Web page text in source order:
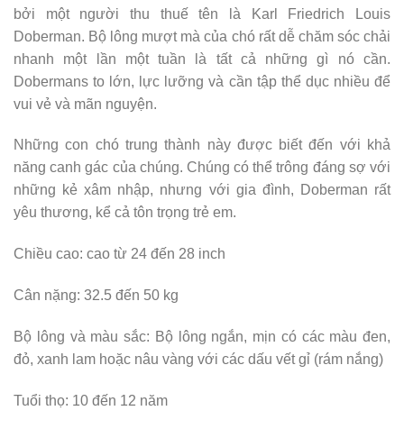
bởi một người thu thuế tên là Karl Friedrich Louis
Doberman. Bộ lông mượt mà của chó rất dễ chăm sóc chải
nhanh một lần một tuần là tất cả những gì nó cần.
Dobermans to lớn, lực lưỡng và cần tập thể dục nhiều để
vui vẻ và mãn nguyện.
Những con chó trung thành này được biết đến với khả
năng canh gác của chúng. Chúng có thể trông đáng sợ với
những kẻ xâm nhập, nhưng với gia đình, Doberman rất
yêu thương, kể cả tôn trọng trẻ em.
Chiều cao: cao từ 24 đến 28 inch
Cân nặng: 32.5 đến 50 kg
Bộ lông và màu sắc: Bộ lông ngắn, mịn có các màu đen,
đỏ, xanh lam hoặc nâu vàng với các dấu vết gỉ (rám nắng)
Tuổi thọ: 10 đến 12 năm